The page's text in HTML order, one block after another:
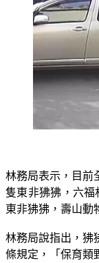
林務局表示，目前
隻東非狒狒，六福
東非狒狒，壽山動
林務局說指出，狒
條規定，「保育類